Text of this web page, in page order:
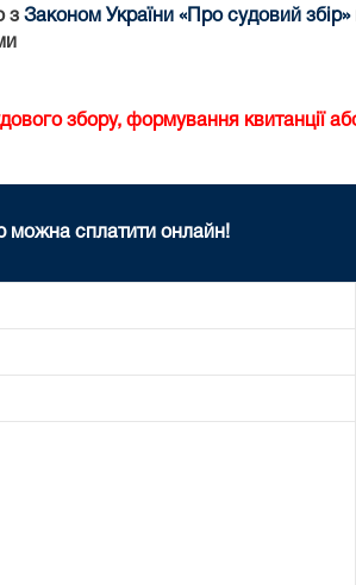
з Законом України «Про судовий збір»
збору, формування квитанції
можна сплатити онлайн!